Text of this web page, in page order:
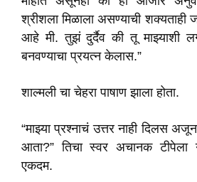
श्रीशला मिळाला असण्याची शक्यताही
आहे मी. तुझं दुर्दैव की तू माझ्याशी
बनवण्याचा प्रयत्न केलास.”
शाल्मली चा चेहरा पाषाण झाला होता.
“माझ्या प्रश्नाचं उत्तर नाही दिलस
आता?” तिचा स्वर अचानक
एकदम.